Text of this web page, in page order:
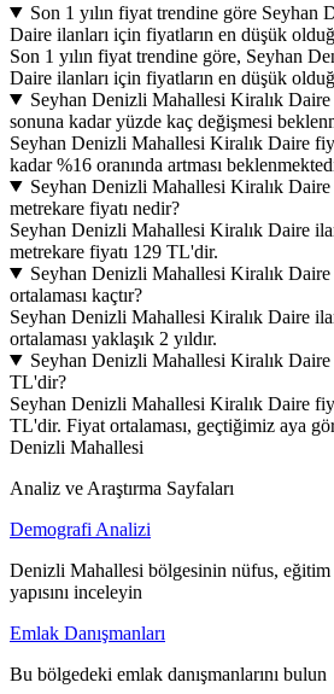
Son 1 yılın fiyat trendine göre Seyhan
Daire ilanları için fiyatların en düşük
Son 1 yılın fiyat trendine göre, Seyhan
Daire ilanları için fiyatların en düşük
Seyhan Denizli Mahallesi Kiralık Daire
sonuna kadar yüzde kaç değişmesi
Seyhan Denizli Mahallesi Kiralık Daire
kadar %16 oranında artması
Seyhan Denizli Mahallesi Kiralık Daire
metrekare fiyatı nedir?
Seyhan Denizli Mahallesi Kiralık Daire
metrekare fiyatı 129 TL'dir.
Seyhan Denizli Mahallesi Kiralık Daire
ortalaması kaçtır?
Seyhan Denizli Mahallesi Kiralık Daire
ortalaması yaklaşık 2 yıldır.
Seyhan Denizli Mahallesi Kiralık Daire
TL'dir?
Seyhan Denizli Mahallesi Kiralık Daire
TL'dir. Fiyat ortalaması, geçtiğimiz aya
Denizli Mahallesi
Analiz ve Araştırma Sayfaları
Demografi Analizi
Denizli Mahallesi bölgesinin nüfus,
yapısını inceleyin
Emlak Danışmanları
Bu bölgedeki emlak danışmanlarını bulun